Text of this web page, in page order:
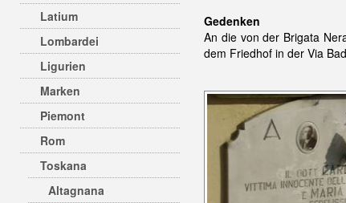
Latium
Lombardei
Ligurien
Marken
Piemont
Rom
Toskana
Altagnana
Gedenken
An die von der Brigata
dem Friedhof in der Via